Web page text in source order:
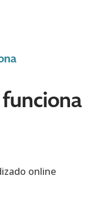
online